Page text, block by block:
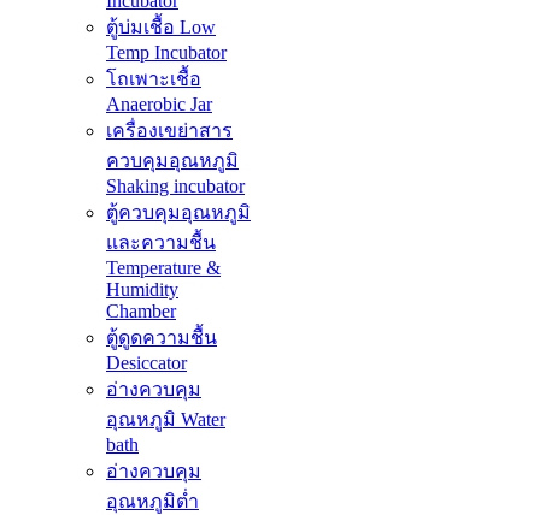
ตู้บ่มเชื้อ Low
Temp Incubator
โถเพาะเชื้อ
Anaerobic Jar
เครื่องเขย่าสาร
ควบคุมอุณหภูมิ
Shaking incubator
ตู้ควบคุมอุณหภูมิ
และความชื้น
Temperature &
Humidity
Chamber
ตู้ดูดความชื้น
Desiccator
อ่างควบคุม
อุณหภูมิ Water
bath
อ่างควบคุม
อุณหภูมิต่ำ